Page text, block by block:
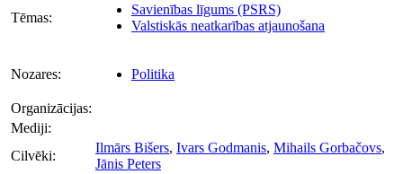
Tēmas:
Savienības līgums (PSRS)
Valstiskās neatkarības atjaunošana
Nozares: Politika
Organizācijas:
Mediji:
Cilvēki:
Ilmārs Bišers, Ivars Godmanis, Mihails Gorbačovs,
Jānis Peters